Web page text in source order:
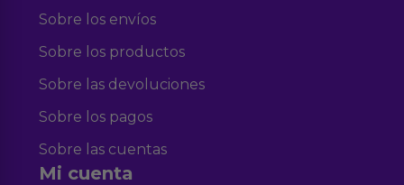
Sobre los envíos
Sobre los productos
Sobre las devoluciones
Sobre los pagos
Sobre las cuentas
Mi cuenta